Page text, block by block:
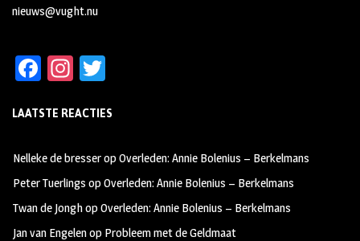
nieuws@vught.nu
Fa
b
oo
k
In
ag
m
tt
LAATSTE REACTIES
Nelleke de bresseropOverleden: Annie Bolenius – Berkelmans
Peter Tuerlings opOverleden: Annie Bolenius – Berkelmans
Twan de JonghopOverleden: Annie Bolenius – Berkelmans
Jan van Engelenop Probleem met de Geldmaat